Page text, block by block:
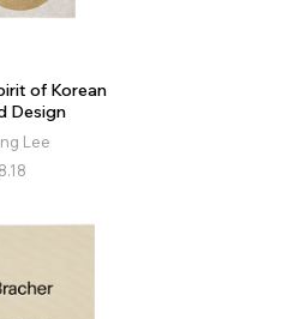
of Korean
Design
Lee